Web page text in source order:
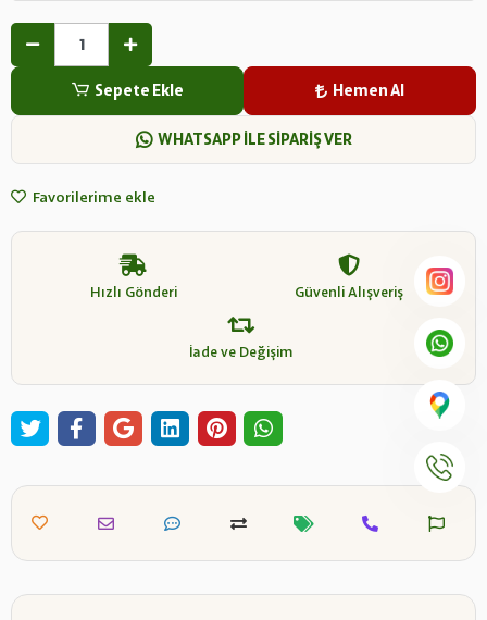
Sepete Ekle Hemen Al
WHATSAPP İLE SİPARİŞ VER
Favorilerime ekle
Hızlı Gönderi Güvenli Alışveriş
İade ve Değişim